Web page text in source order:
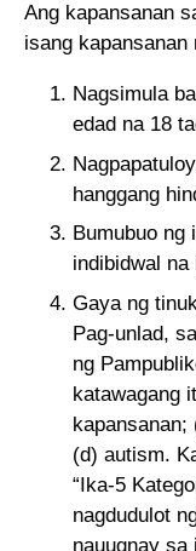
Ang kapansanan
isang kapansanan
Nagsimula
edad na 18
hanggang
Bumubuo ng
indibidwal na
Gaya ng
Pag-unlad,
ng
katawagang
(d) autism.
“Ika-5
nagdudulot
nauugnay sa